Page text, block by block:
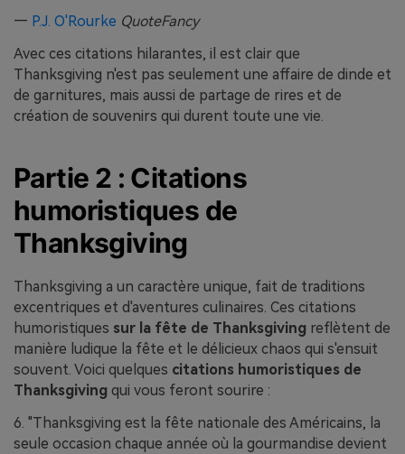
— P.J. O'Rourke QuoteFancy
Avec ces citations hilarantes, il est clair que
Thanksgiving n'est pas seulement une affaire de dinde et
de garnitures, mais aussi de partage de rires et de
création de souvenirs qui durent toute une vie.
Partie 2 : Citations
humoristiques de
Thanksgiving
Thanksgiving a un caractère unique, fait de traditions
excentriques et d'aventures culinaires. Ces citations
humoristiques sur la fête de Thanksgiving reflètent de
manière ludique la fête et le délicieux chaos qui s'ensuit
souvent. Voici quelques citations humoristiques de
Thanksgiving qui vous feront sourire :
6. "Thanksgiving est la fête nationale des Américains, la
seule occasion chaque année où la gourmandise devient